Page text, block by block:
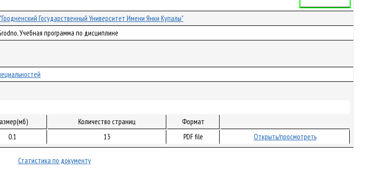
Государственный Университет Имени Янки Купалы"
Учебная программа по дисциплине
Количество страниц
Формат
0.1 13 PDF file Открыть/просмотреть
Статистика по документу